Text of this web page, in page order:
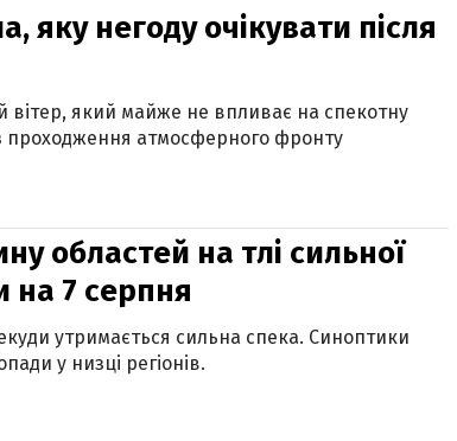
яку негоду очікувати після
вітер, який майже не впливає на спекотну
проходження атмосферного фронту
областей на тлі сильної
на 7 серпня
утримається сильна спека. Синоптики
у низці регіонів.